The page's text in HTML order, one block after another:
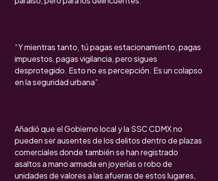
“Y mientras tanto, tú pagas estacionamiento, pagas
impuestos, pagas vigilancia, pero sigues
desprotegido. Esto no es percepción. Es un colapso
en la seguridad urbana”.
Añadió que el Gobierno local y la SSC CDMX no
pueden ser ausentes de los delitos dentro de plazas
comerciales donde también se han registrado
asaltos a mano armada en joyerías o robo de
unidades de valores a las afueras de estos lugares,